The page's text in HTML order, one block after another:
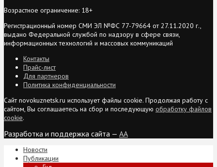
Возрастное ограничение: 18+
Регистрационный номер СМИ ЭЛ №ФС 77-79664 от 27.11.2020 г.,
выдано Федеральной службой по надзору в сфере связи,
информационных технологий и массовых коммуникаций
Контакты
Прайс-лист
Для партнеров
Политика конфиденциальности
Сайт novokuznetsk.ru использует файлы cookie. Продолжая работу с
сайтом, Вы соглашаетесь на сбор и последующую обработку файлов
cookie.
Разработка и поддержка сайта — AA
Новости
Публикации